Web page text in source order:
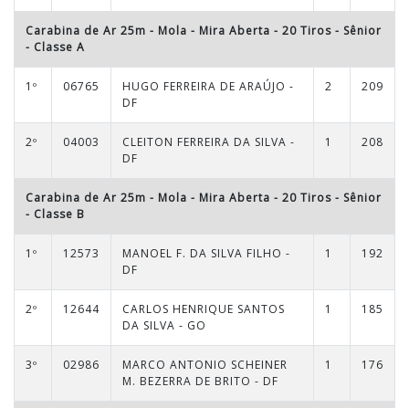
Carabina de Ar 25m - Mola - Mira Aberta - 20 Tiros - Sênior
- Classe A
1º 06765
HUGO FERREIRA DE ARAÚJO -
DF
2 209
2º 04003
CLEITON FERREIRA DA SILVA -
DF
1 208
Carabina de Ar 25m - Mola - Mira Aberta - 20 Tiros - Sênior
- Classe B
1º 12573
MANOEL F. DA SILVA FILHO -
DF
1 192
2º 12644
CARLOS HENRIQUE SANTOS
DA SILVA - GO
1 185
3º 02986
MARCO ANTONIO SCHEINER
M. BEZERRA DE BRITO - DF
1 176